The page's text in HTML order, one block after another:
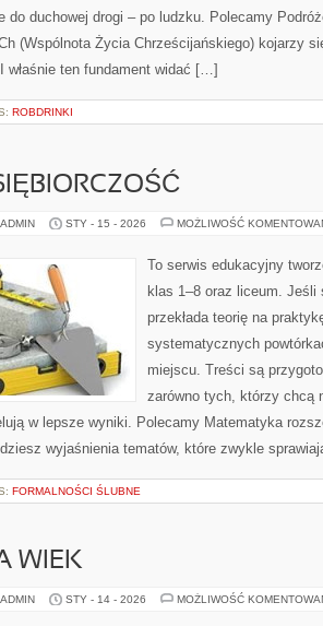
do duchowej drogi – po ludzku. Polecamy
(Wspólnota Życia Chrześcijańskiego) kojarzy
właśnie ten fundament widać […]
ROBDRINKI
STY - 15 - 2026 MOŻLIWOŚĆ
To serwis edukacyjny
klas 1–8 oraz liceum.
przekłada teorię na
systematycznych
miejscu. Treści są
zarówno tych, którzy chcą
w lepsze wyniki. Polecamy Matematyka
wyjaśnienia tematów, które zwykle
FORMALNOŚCI ŚLUBNE
WIEK
STY - 14 - 2026 MOŻLIWOŚĆ